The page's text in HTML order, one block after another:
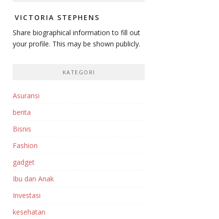
VICTORIA STEPHENS
Share biographical information to fill out
your profile. This may be shown publicly.
KATEGORI
Asuransi
berita
Bisnis
Fashion
gadget
Ibu dan Anak
Investasi‎
kesehatan